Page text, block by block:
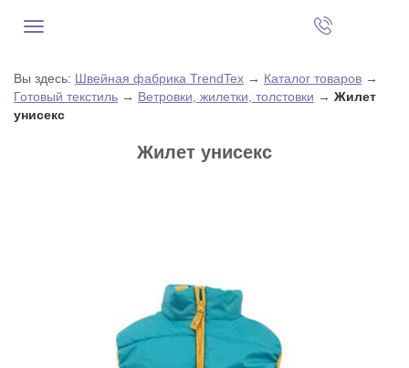
Вы здесь: Швейная фабрика TrendTex → Каталог товаров →
Готовый текстиль → Ветровки, жилетки, толстовки → Жилет
унисекс
Жилет унисекс